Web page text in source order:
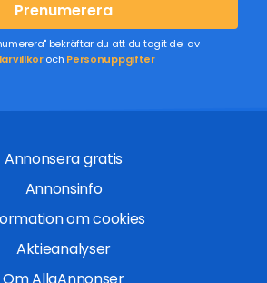
Prenumerera
bekräftar du att du tagit del av
och Personuppgifter
Annonsera gratis
Annonsinfo
om cookies
Aktieanalyser